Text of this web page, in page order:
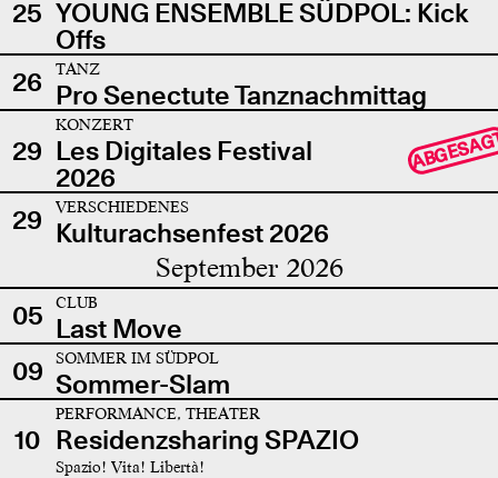
25 YOUNG ENSEMBLE SÜDPOL: Kick
Offs
26
TANZ
Pro Senectute Tanznachmittag
29
KONZERT
Les Digitales Festival
2026
29 VERSCHIEDENES
Kulturachsenfest 2026
September 2026
05 CLUB
Last Move
09
SOMMER IM SÜDPOL
Sommer-Slam
10
PERFORMANCE, THEATER
Residenzsharing SPAZIO
Spazio! Vita! Libertà!